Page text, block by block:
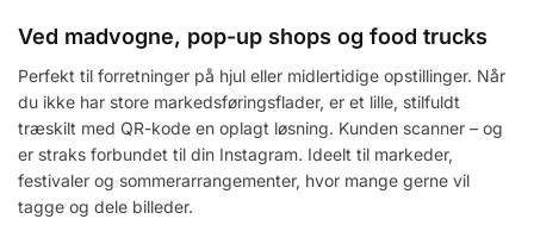
Ved madvogne, pop-up shops og food trucks
Perfekt til forretninger på hjul eller midlertidige opstillinger. Når
du ikke har store markedsføringsflader, er et lille, stilfuldt
træskilt med QR-kode en oplagt løsning. Kunden scanner – og
er straks forbundet til din Instagram. Ideelt til markeder,
festivaler og sommerarrangementer, hvor mange gerne vil
tagge og dele billeder.